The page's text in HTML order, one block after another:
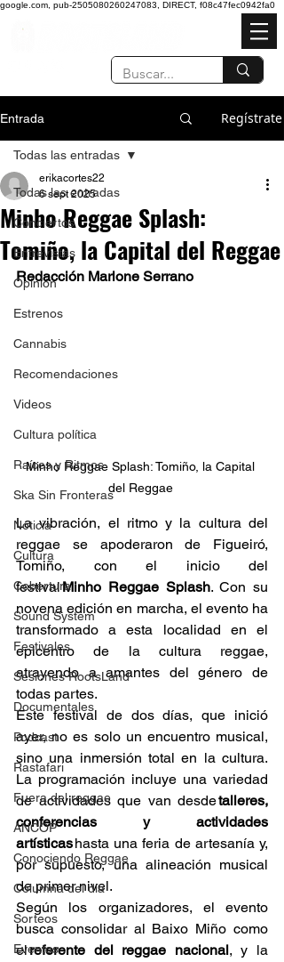
google.com, pub-2505080260247083, DIRECT, f08c47fec0942fa0
Entrada Regístrate
Todas las entradas
Conciertos
Entrevistas
Opinión
Estrenos
Cannabis
Recomendaciones
Videos
Cultura política
Raíces y Ritmos
Ska Sin Fronteras
Noticia
Cultura
Cobertura
Sound System
Festivales
Sesiones RootsLand
Documentales
Podcast
Rastafari
Fuera del reggae
ANCOP
Conociendo Reggae
Columna del día
Sorteos
Eventos
Todas las entradas
Minho Reggae Splash:
Tomiño, la Capital del Reggae
erikacortes22
6 sept 2025
Redacción Marlone Serrano
Minho Reggae Splash: Tomiño, la Capital
del Reggae
La vibración, el ritmo y la cultura del
reggae se apoderaron de Figueiró,
Tomiño, con el inicio del
festival Minho Reggae Splash. Con su
novena edición en marcha, el evento ha
transformado a esta localidad en el
epicentro de la cultura reggae,
atrayendo a amantes del género de
todas partes.
Este festival de dos días, que inició
ayer, no es solo un encuentro musical,
sino una inmersión total en la cultura.
La programación incluye una variedad
de actividades que van desde talleres,
conferencias y actividades
artísticas hasta una feria de artesanía y,
por supuesto, una alineación musical
de primer nivel.
Según los organizadores, el evento
busca consolidar al Baixo Miño como
el referente del reggae nacional, y la